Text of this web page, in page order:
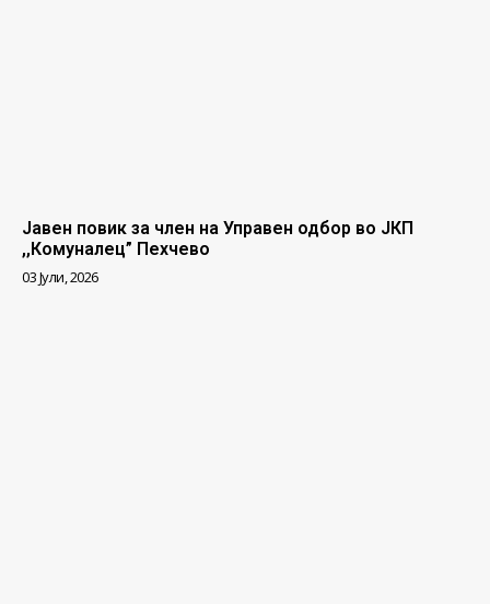
Јавен повик за член на Управен одбор во ЈКП
,,Комуналец” Пехчево
03 Јули, 2026